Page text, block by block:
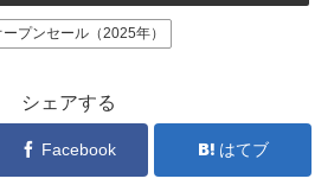
プンセール（2025年）
シェアする
Facebook はてブ